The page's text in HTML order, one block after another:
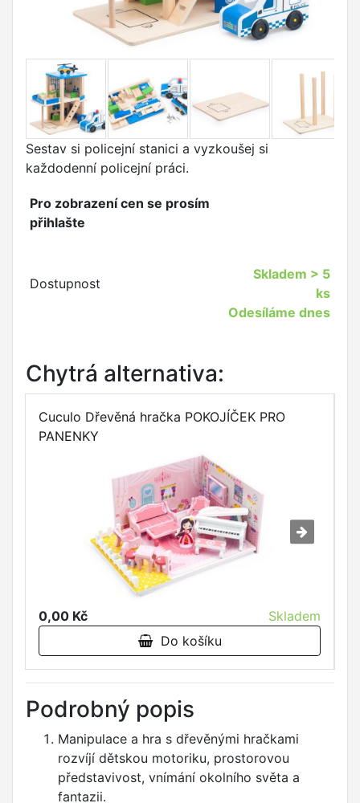
Sestav si policejní stanici a vyzkoušej si
každodenní policejní práci.
Pro zobrazení cen se prosím
přihlašte
Dostupnost
Skladem > 5
ks
Odesíláme dnes
Chytrá alternativa:
Cuculo Dřevěná hračka POKOJÍČEK PRO
PANENKY
0,00 Kč
Skladem
Do košíku
Podrobný popis
Manipulace a hra s dřevěnými hračkami
rozvíjí dětskou motoriku, prostorovou
představivost, vnímání okolního světa a
fantazii.